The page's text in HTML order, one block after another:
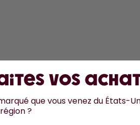
TTC et hors frais de port. ©2026air up
vos
que vous venez du États-
?